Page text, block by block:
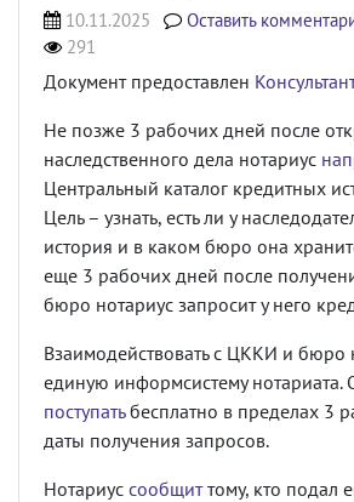
10.11.2025 Оставить
291
Документ предоставлен
Не позже 3 рабочих дней после
наследственного дела нотариус
Центральный каталог кредитных
Цель – узнать, есть ли у
история и в каком бюро она
еще 3 рабочих дней после
бюро нотариус запросит у него
Взаимодействовать с ЦККИ и бюро
единую информсистему нотариата.
поступатьбесплатно в пределах 3
даты получения запросов.
Нотариус сообщиттому, кто подал